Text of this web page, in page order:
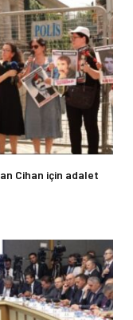
Cihan için adalet